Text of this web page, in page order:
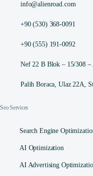
info@alienroad.com
+90 (530) 368-0091
+90 (555) 191-0092
Nef 22 B Blok – 15/308 –
Palih Boraca, Ulaz 22A,
Seo Services
Search Engine
AI Optimization
AI Advertising